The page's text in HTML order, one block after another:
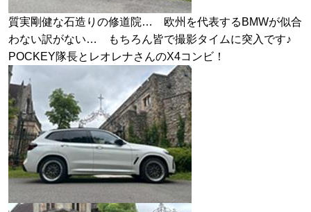
質実剛健な石造りの修道院… 欧州を代表するBMWが似合
わない訳がない… もちろん皆で撮影タイムに突入です♪
POCKEY隊長とレオレナさんのX4コンビ！